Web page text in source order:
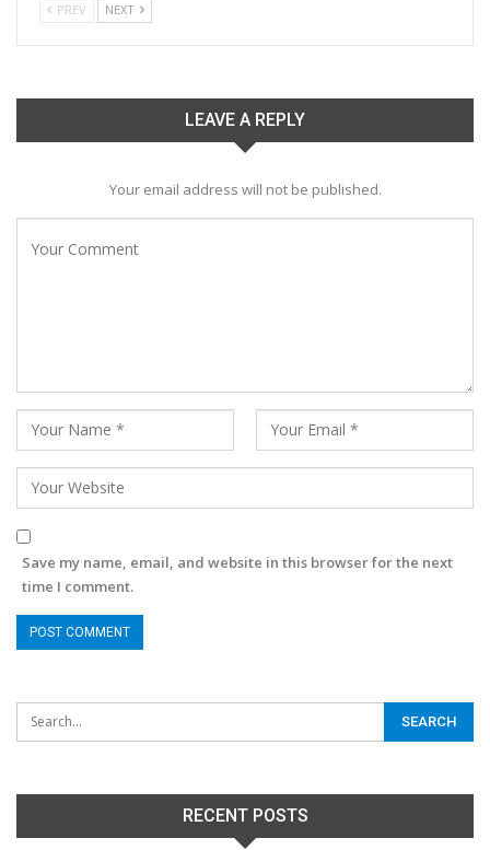
PREV NEXT
LEAVE A REPLY
Your email address will not be published.
Save my name, email, and website in this browser for the next
time I comment.
RECENT POSTS